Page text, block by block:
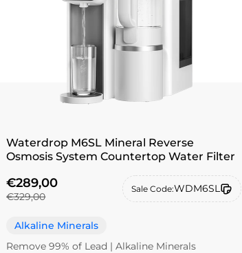
Waterdrop M6SL Mineral Reverse
Osmosis System Countertop Water Filter
€289,00
€329,00
Sale Code:WDM6SL
Alkaline Minerals
Remove 99% of Lead | Alkaline Minerals